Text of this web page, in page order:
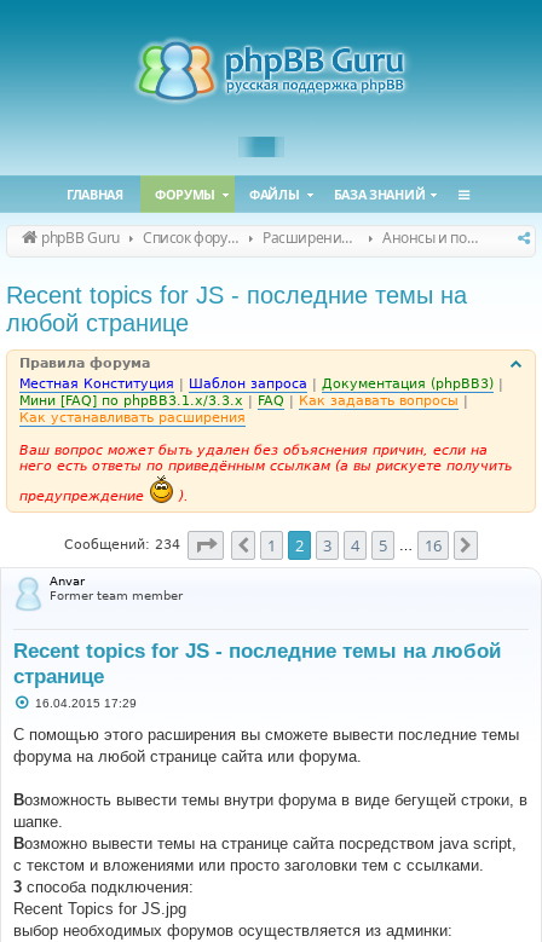
ГЛАВНАЯ ФОРУМЫ ФАЙЛЫ БАЗА ЗНАНИЙ
phpBB Guru Список форумов Расширения phpBB Анонсы и поддержка расширений для phpBB
Recent topics for JS - последние темы на
любой странице
Правила форума
Местная Конституция | Шаблон запроса | Документация (phpBB3) |
Мини [FAQ] по phpBB3.1.x/3.3.x | FAQ | Как задавать вопросы |
Как устанавливать расширения
Ваш вопрос может быть удален без объяснения причин, если на
него есть ответы по приведённым ссылкам (а вы рискуете получить
предупреждение
).
Сообщений: 234 Страница 2из16
Пред.
1 2 3 4 5 16
Anvar
Former team member
Recent topics for JS - последние темы на любой
странице
С
о
б
щ
и
е
16.04.2015 17:29
С помощью этого расширения вы сможете вывести последние темы
форума на любой странице сайта или форума.
Bозможность вывести темы внутри форума в виде бегущей строки, в
шапке.
Bозможно вывести темы на странице сайта посредством java script,
с текстом и вложениями или просто заголовки тем с ссылками.
3 способа подключения:
Recent Topics for JS.jpg
выбор необходимых форумов осуществляется из админки: